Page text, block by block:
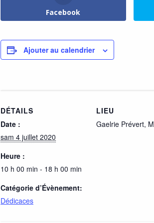
Facebook
Ajouter au calendrier
DÉTAILS
Date :
sam 4 juillet 2020
Heure :
10 h 00 min - 18 h 00 min
Catégorie d’Évènement:
Dédicaces
LIEU
Gaelrie Prévert,